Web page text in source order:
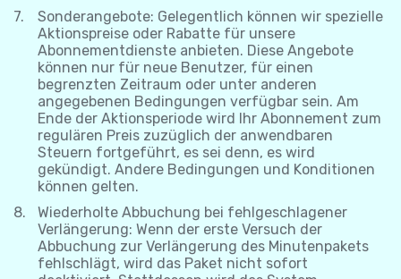
Sonderangebote: Gelegentlich können wir spezielle
Aktionspreise oder Rabatte für unsere
Abonnementdienste anbieten. Diese Angebote
können nur für neue Benutzer, für einen
begrenzten Zeitraum oder unter anderen
angegebenen Bedingungen verfügbar sein. Am
Ende der Aktionsperiode wird Ihr Abonnement zum
regulären Preis zuzüglich der anwendbaren
Steuern fortgeführt, es sei denn, es wird
gekündigt. Andere Bedingungen und Konditionen
können gelten.
Wiederholte Abbuchung bei fehlgeschlagener
Verlängerung: Wenn der erste Versuch der
Abbuchung zur Verlängerung des Minutenpakets
fehlschlägt, wird das Paket nicht sofort